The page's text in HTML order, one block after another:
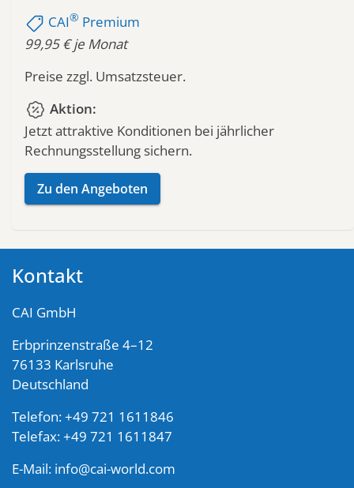
shoppingmode CAI® Premium
99,95 € je Monat
Preise zzgl. Umsatzsteuer.
percent_discount Aktion:
Jetzt attraktive Konditionen bei jährlicher
Rechnungsstellung sichern.
Zu den Angeboten
Kontakt
CAI GmbH
Erbprinzenstraße 4–12
76133 Karlsruhe
Deutschland
Telefon: +49 721 1611846
Telefax: +49 721 1611847
E-Mail: info@cai-world.com